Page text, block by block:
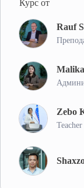
Курс от
Rauf
Zebo
Teacher